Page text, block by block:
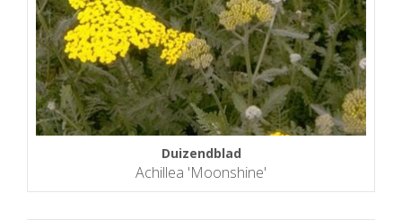
Duizendblad
Achillea 'Moonshine'